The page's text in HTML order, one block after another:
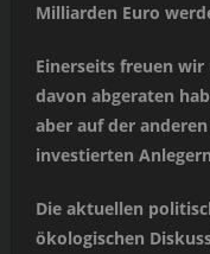
Milliarden Euro
Einerseits freuen
davon abgeraten
aber auf der
investierten
Die aktuellen
ökologischen